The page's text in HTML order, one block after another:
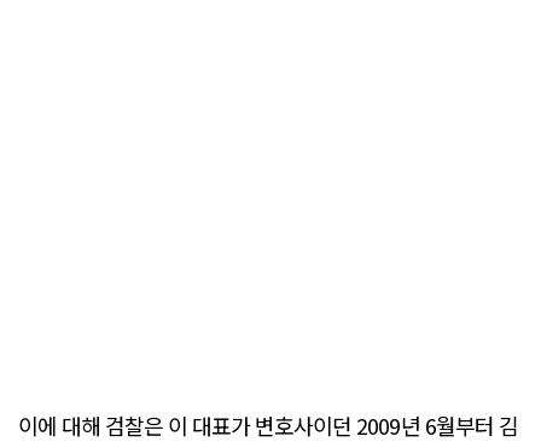
이에 대해 검찰은 이 대표가 변호사이던 2009년 6월부터 김